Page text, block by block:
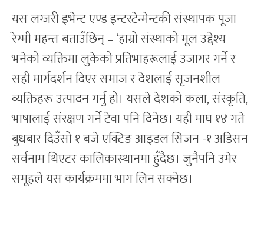
यस लग्जरी इभेन्ट एण्ड इन्टरटेन्मेन्टकी संस्थापक पूजा
रेग्मी महन्त बताउँछिन् – ‘हाम्रो संस्थाको मूल उद्देश्य
भनेको व्यक्तिमा लुकेको प्रतिभाहरूलाई उजागर गर्ने र
सही मार्गदर्शन दिएर समाज र देशलाई सृजनशील
व्यक्तिहरू उत्पादन गर्नु हो। यसले देशको कला, संस्कृति,
भाषालाई संरक्षण गर्ने टेवा पनि दिनेछ। यही माघ १४ गते
बुधबार दिउँसो १ बजे एक्टिङ आइडल सिजन -१ अडिसन
सर्वनाम थिएटर कालिकास्थानमा हुँदैछ। जुनैपनि उमेर
समूहले यस कार्यक्रममा भाग लिन सक्नेछ।